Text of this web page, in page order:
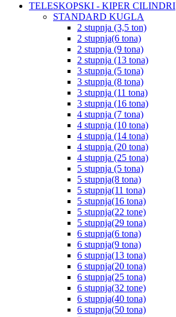
TELESKOPSKI - KIPER CILINDRI
STANDARD KUGLA
2 stupnja (3,5 ton)
2 stupnja(6 tona)
2 stupnja (9 tona)
2 stupnja (13 tona)
3 stupnja (5 tona)
3 stupnja (8 tona)
3 stupnja (11 tona)
3 stupnja (16 tona)
4 stupnja (7 tona)
4 stupnja (10 tona)
4 stupnja (14 tona)
4 stupnja (20 tona)
4 stupnja (25 tona)
5 stupnja (5 tona)
5 stupnja(8 tona)
5 stupnja(11 tona)
5 stupnja(16 tona)
5 stupnja(22 tone)
5 stupnja(29 tona)
6 stupnja(6 tona)
6 stupnja(9 tona)
6 stupnja(13 tona)
6 stupnja(20 tona)
6 stupnja(25 tona)
6 stupnja(32 tone)
6 stupnja(40 tona)
6 stupnja(50 tona)